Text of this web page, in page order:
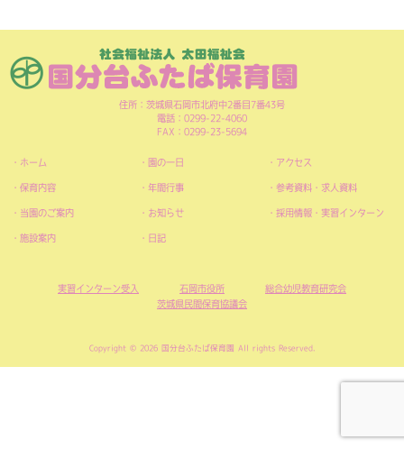
住所：茨城県石岡市北府中2番目7番43号
電話：0299-22-4060
FAX：0299-23-5694
ホーム
保育内容
当園のご案内
施設案内
園の一日
年間行事
お知らせ
日記
アクセス
参考資料・求人資料
採用情報・実習インターン
実習インターン受入 石岡市役所
総合幼児教育研究会
茨城県民間保育協議会
Copyright © 2026 国分台ふたば保育園 All rights Reserved.